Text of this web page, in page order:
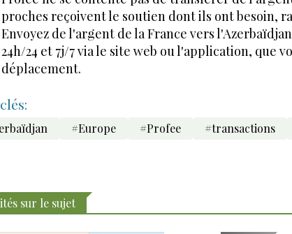
proches reçoivent le soutien dont ils ont besoin,
Envoyez de l'argent de la France vers
24h/24 et 7j/7 via le site web ou l'application, que
déplacement.
#Europe #Profee #transactions
sur le sujet